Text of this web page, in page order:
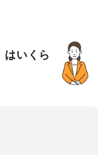
はいくら